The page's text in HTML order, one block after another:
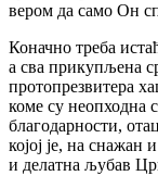
вером да само Он
Коначно треба
а сва прикупљена
протопрезвитера
коме су неопходна
благодарности,
којој је, на
и делатна љубав